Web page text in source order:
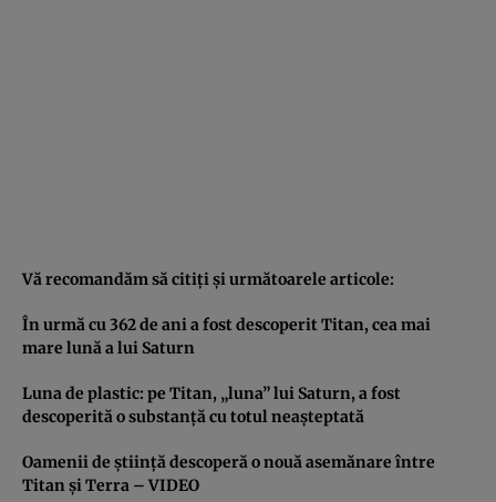
Vă recomandăm să citiţi şi următoarele articole:
În urmă cu 362 de ani a fost descoperit Titan, cea mai
mare lună a lui Saturn
Luna de plastic: pe Titan, „luna” lui Saturn, a fost
descoperită o substanţă cu totul neaşteptată
Oamenii de ştiinţă descoperă o nouă asemănare între
Titan şi Terra – VIDEO